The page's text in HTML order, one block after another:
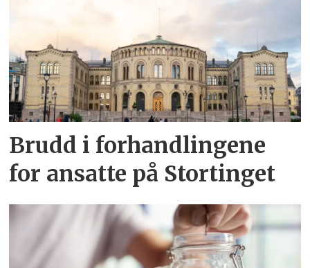
Brudd i forhandlingene
for ansatte på Stortinget